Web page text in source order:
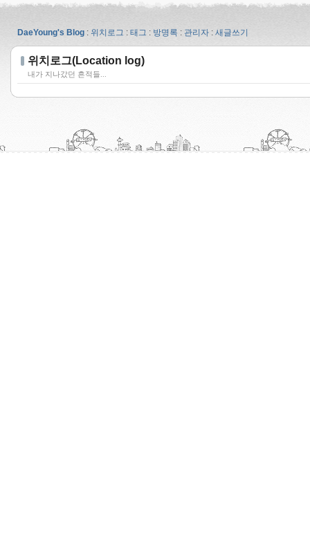
DaeYoung's Blog : 위치로그 : 태그 : 방명록 : 관리자 : 새글쓰기
위치로그(Location log)
내가 지나갔던 흔적들...